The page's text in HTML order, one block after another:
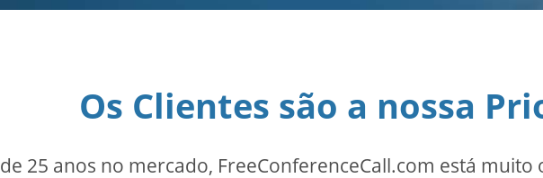
Os Clientes são a nossa
25 anos no mercado, FreeConferenceCall.com está